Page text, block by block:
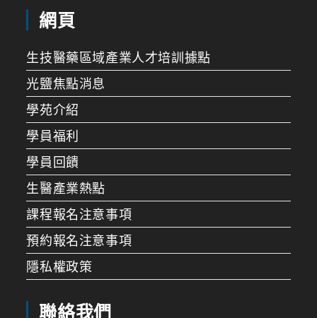
網頁
生技醫藥區域產業人才培訓據點
光鹽焦點消息
學苑介紹
學員福利
學員回饋
生醫產業熱點
課程報名注意事項
預約報名注意事項
隱私權政策
聯絡我們